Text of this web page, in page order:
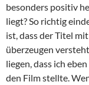
besonders positiv
liegt? So richtig
ist, dass der Titel
überzeugen
liegen, dass ich
den Film stellte.